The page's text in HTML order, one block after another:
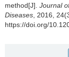
method[J]. Journal
Diseases , 2016,
https://doi.org/